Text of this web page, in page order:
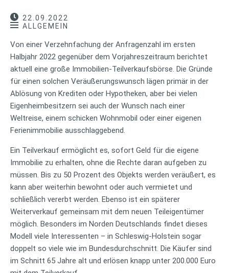
22.09.2022
ALLGEMEIN
Von einer Verzehnfachung der Anfragenzahl im ersten
Halbjahr 2022 gegenüber dem Vorjahreszeitraum berichtet
aktuell eine große Immobilien-Teilverkaufsbörse. Die Gründe
für einen solchen Veräußerungswunsch lägen primär in der
Ablösung von Krediten oder Hypotheken, aber bei vielen
Eigenheimbesitzern sei auch der Wunsch nach einer
Weltreise, einem schicken Wohnmobil oder einer eigenen
Ferienimmobilie ausschlaggebend.
Ein Teilverkauf ermöglicht es, sofort Geld für die eigene
Immobilie zu erhalten, ohne die Rechte daran aufgeben zu
müssen. Bis zu 50 Prozent des Objekts werden veräußert, es
kann aber weiterhin bewohnt oder auch vermietet und
schließlich vererbt werden. Ebenso ist ein späterer
Weiterverkauf gemeinsam mit dem neuen Teileigentümer
möglich. Besonders im Norden Deutschlands findet dieses
Modell viele Interessenten – in Schleswig-Holstein sogar
doppelt so viele wie im Bundesdurchschnitt. Die Käufer sind
im Schnitt 65 Jahre alt und erlösen knapp unter 200.000 Euro